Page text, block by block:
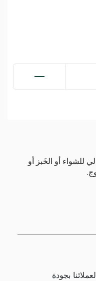
للشواء أو الخَبز أو
بجودة